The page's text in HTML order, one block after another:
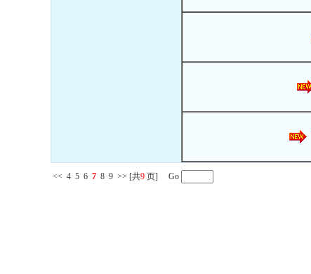
<< 4 5 6 7 8 9 >> [共9 页] Go